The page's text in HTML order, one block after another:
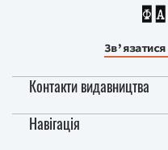
Контакти видавництва
Навігація